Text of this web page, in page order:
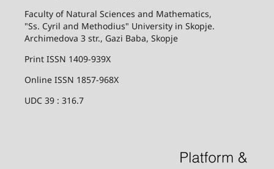
Faculty of Natural Sciences and Mathematics,
"Ss. Cyril and Methodius" University in Skopje.
Archimedova 3 str., Gazi Baba, Skopje
Print ISSN 1409-939X
Online ISSN 1857-968X
UDC 39 : 316.7